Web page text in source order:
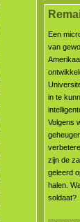
Een
van
in te
Volgens
zijn de
geleerd
halen.
soldaat?